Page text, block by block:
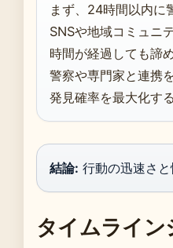
まず、24時間以内に
SNSや地域コミュニ
時間が経過しても諦め
警察や専門家と連携
発見確率を最大化す
結論: 行動の迅速さ
タイムライ